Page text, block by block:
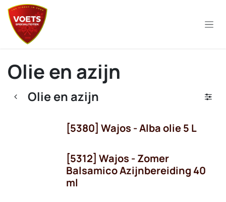
Overslaan naar inhoud
Olie en azijn
Olie en azijn
[5380] Wajos - Alba olie 5 L
[5312] Wajos - Zomer
Balsamico Azijnbereiding 40
ml